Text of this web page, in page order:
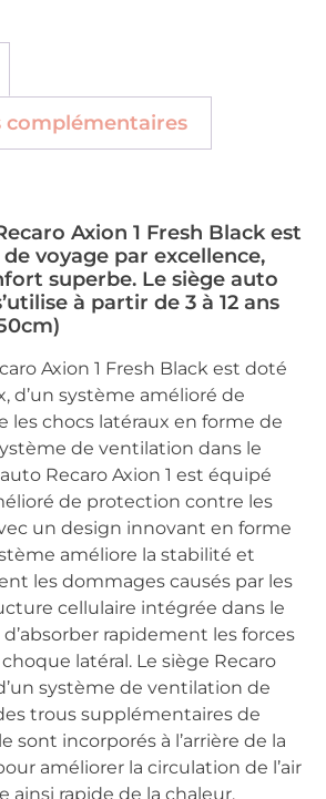
Axion 1 Fresh Black est
voyage par excellence,
superbe. Le siège auto
à partir de 3 à 12 ans
Axion 1 Fresh Black est doté
d’un système amélioré de
les chocs latéraux en forme de
de ventilation dans le
Recaro Axion 1 est équipé
de protection contre les
un design innovant en forme
améliore la stabilité et
les dommages causés par les
cellulaire intégrée dans le
rapidement les forces
latéral. Le siège Recaro
système de ventilation de
trous supplémentaires de
sont incorporés à l’arrière de la
améliorer la circulation de l’air
ainsi rapide de la chaleur.